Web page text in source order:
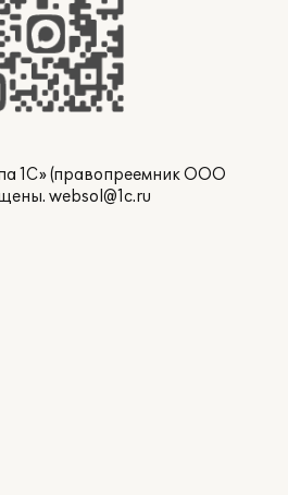
1С» (правопреемник ООО
websol@1c.ru